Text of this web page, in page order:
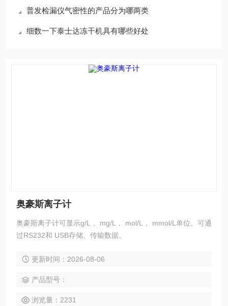
普发检漏仪气密性的产品分为哪两类
细数一下泰士达冻干机具有哪些好处
奥豪斯离子计
奥豪斯离子计可显示g/L， mg/L， mol/L， mmol/L单位。可通
过RS232和 USB存储、传输数据。
更新时间：2026-08-06
产品型号：
浏览量：2231